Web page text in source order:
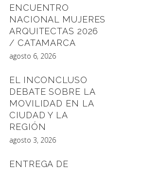
ENCUENTRO
NACIONAL MUJERES
ARQUITECTAS 2026
/ CATAMARCA
agosto 6, 2026
EL INCONCLUSO
DEBATE SOBRE LA
MOVILIDAD EN LA
CIUDAD Y LA
REGIÓN
agosto 3, 2026
ENTREGA DE